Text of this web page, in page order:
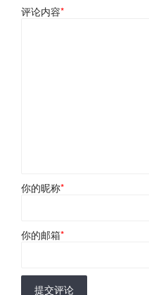
评论内容*
你的昵称*
你的邮箱*
提交评论